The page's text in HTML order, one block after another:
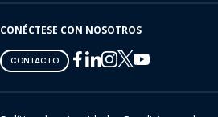
CONÉCTESE CON NOSOTROS
CONTACTO
Tobii
on
Facebook
Tobii
on
Linkedin
Tobii
on
Instagram
Tobii
on
Twitter
Tobii
on
Youtube